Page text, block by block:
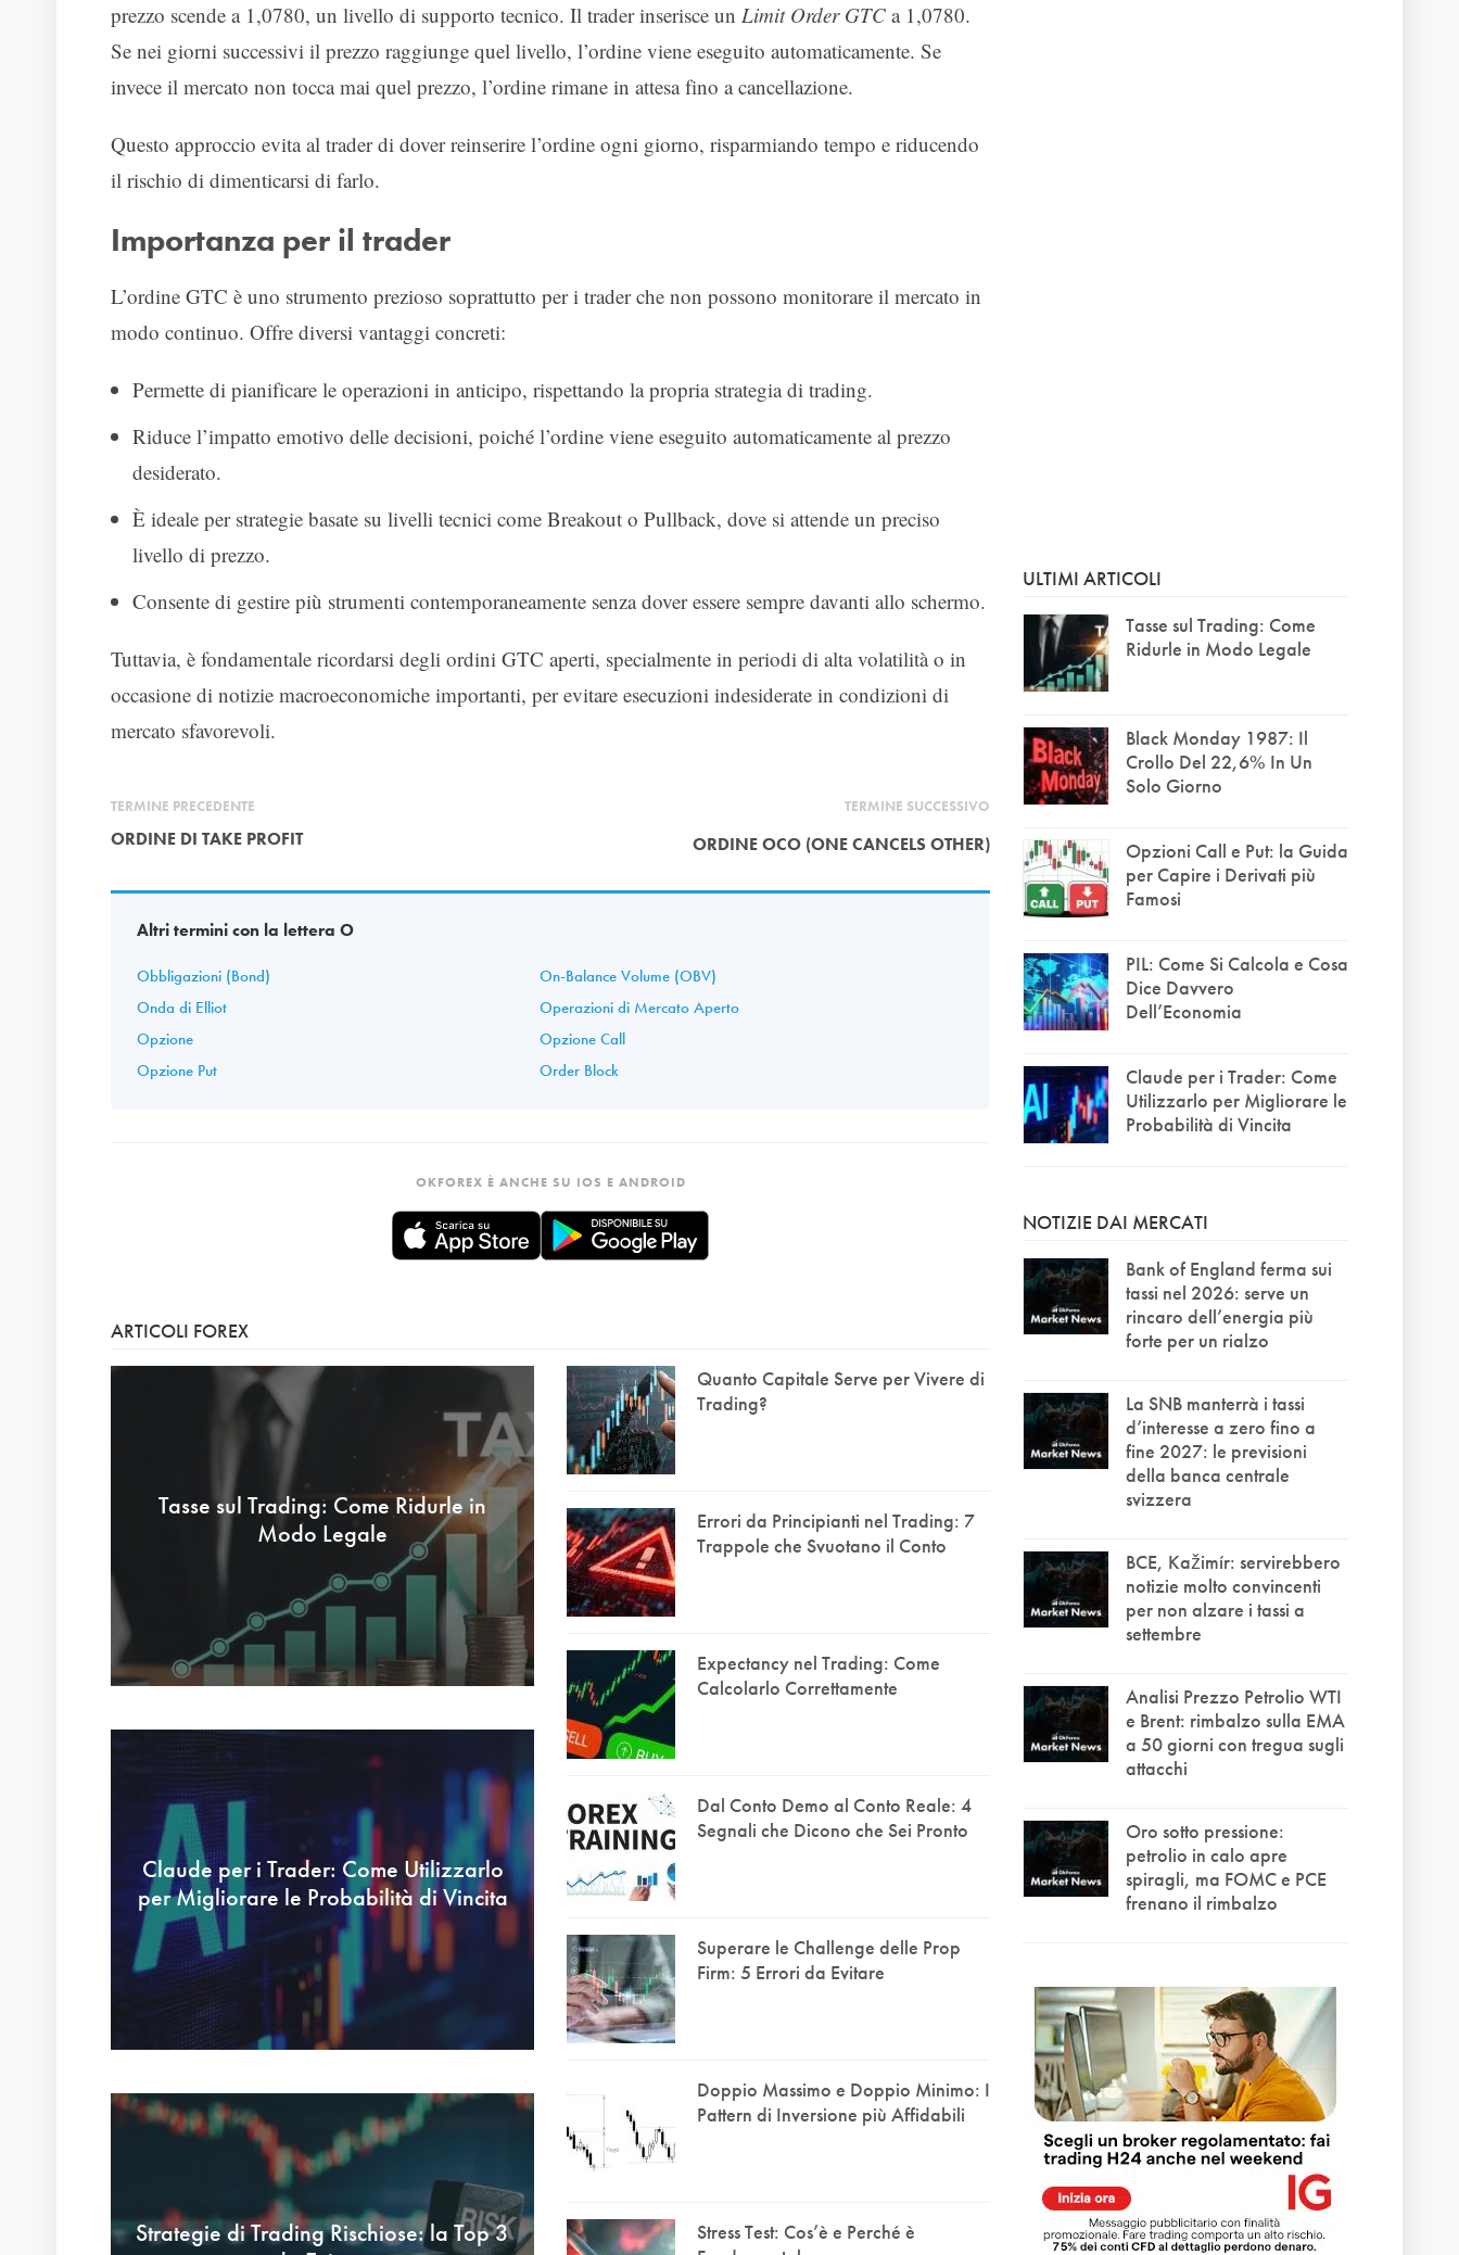
prezzo scende a 1,0780, un livello di supporto tecnico. Il trader inserisce un Limit Order GTC a 1,0780.
Se nei giorni successivi il prezzo raggiunge quel livello, l’ordine viene eseguito automaticamente. Se
invece il mercato non tocca mai quel prezzo, l’ordine rimane in attesa fino a cancellazione.
Questo approccio evita al trader di dover reinserire l’ordine ogni giorno, risparmiando tempo e riducendo
il rischio di dimenticarsi di farlo.
Importanza per il trader
L’ordine GTC è uno strumento prezioso soprattutto per i trader che non possono monitorare il mercato in
modo continuo. Offre diversi vantaggi concreti:
Permette di pianificare le operazioni in anticipo, rispettando la propria strategia di trading.
Riduce l’impatto emotivo delle decisioni, poiché l’ordine viene eseguito automaticamente al prezzo
desiderato.
È ideale per strategie basate su livelli tecnici come Breakout o Pullback, dove si attende un preciso
livello di prezzo.
Consente di gestire più strumenti contemporaneamente senza dover essere sempre davanti allo schermo.
Tuttavia, è fondamentale ricordarsi degli ordini GTC aperti, specialmente in periodi di alta volatilità o in
occasione di notizie macroeconomiche importanti, per evitare esecuzioni indesiderate in condizioni di
mercato sfavorevoli.
TERMINE PRECEDENTE
ORDINE DI TAKE PROFIT
TERMINE SUCCESSIVO
ORDINE OCO (ONE CANCELS OTHER)
Altri termini con la lettera O
Obbligazioni (Bond)
On-Balance Volume (OBV)
Onda di Elliot
Operazioni di Mercato Aperto
Opzione
Opzione Call
Opzione Put
Order Block
OKFOREX È ANCHE SU IOS E ANDROID
ARTICOLI FOREX
Tasse sul Trading: Come Ridurle in
Modo Legale
Claude per i Trader: Come Utilizzarlo
per Migliorare le Probabilità di Vincita
Strategie di Trading Rischiose: la Top 3
Quanto Capitale Serve per Vivere di
Trading?
Errori da Principianti nel Trading: 7
Trappole che Svuotano il Conto
Expectancy nel Trading: Come
Calcolarlo Correttamente
Dal Conto Demo al Conto Reale: 4
Segnali che Dicono che Sei Pronto
Superare le Challenge delle Prop
Firm: 5 Errori da Evitare
Doppio Massimo e Doppio Minimo: I
Pattern di Inversione più Affidabili
Stress Test: Cos’è e Perché è
ULTIMI ARTICOLI
Tasse sul Trading: Come
Ridurle in Modo Legale
Black Monday 1987: Il
Crollo Del 22,6% In Un
Solo Giorno
Opzioni Call e Put: la Guida
per Capire i Derivati più
Famosi
PIL: Come Si Calcola e Cosa
Dice Davvero
Dell’Economia
Claude per i Trader: Come
Utilizzarlo per Migliorare le
Probabilità di Vincita
NOTIZIE DAI MERCATI
Bank of England ferma sui
tassi nel 2026: serve un
rincaro dell’energia più
forte per un rialzo
La SNB manterrà i tassi
d’interesse a zero fino a
fine 2027: le previsioni
della banca centrale
svizzera
BCE, Kažimír: servirebbero
notizie molto convincenti
per non alzare i tassi a
settembre
Analisi Prezzo Petrolio WTI
e Brent: rimbalzo sulla EMA
a 50 giorni con tregua sugli
attacchi
Oro sotto pressione:
petrolio in calo apre
spiragli, ma FOMC e PCE
frenano il rimbalzo